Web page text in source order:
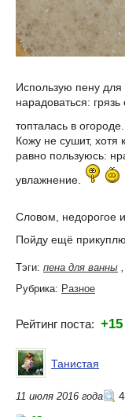
Использую пену
нарадоваться:
топталась в огороде.
Кожу не сушит,
равно пользуюсь:
увлажнение.
Словом, недорогое
Пойду ещё
Тэги: пена для ванны
Рубрика: Разное
Рейтинг поста: +15
Танистая
11 июля 2016 года